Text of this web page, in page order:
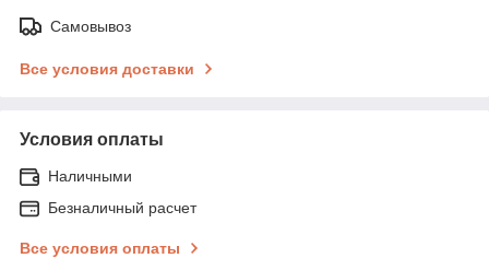
Самовывоз
Все условия доставки
Условия оплаты
Наличными
Безналичный расчет
Все условия оплаты